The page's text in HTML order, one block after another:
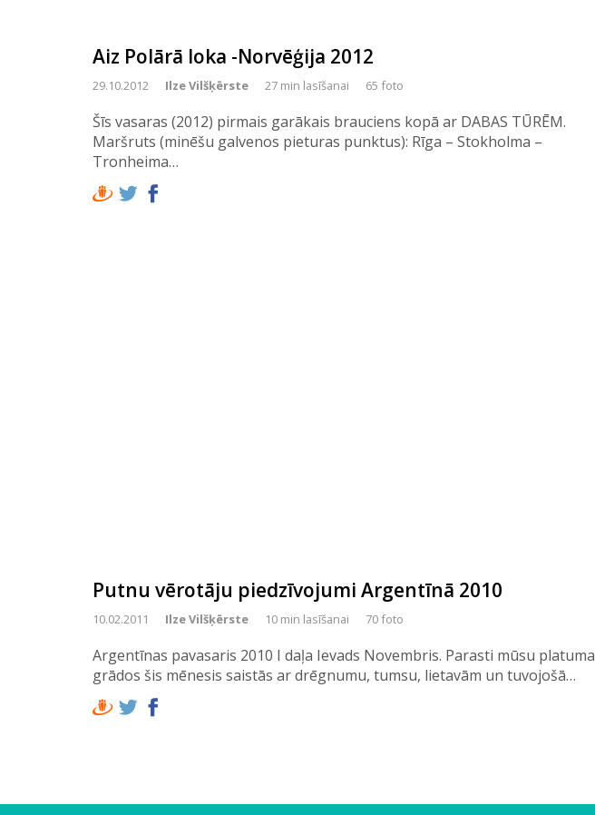
Aiz Polārā loka -Norvēģija 2012
29.10.2012 Ilze Vilšķērste 27 min lasīšanai 65 foto
Šīs vasaras (2012) pirmais garākais brauciens kopā ar DABAS TŪRĒM.
Maršruts (minēšu galvenos pieturas punktus): Rīga – Stokholma –
Tronheima…
Putnu vērotāju piedzīvojumi Argentīnā 2010
10.02.2011 Ilze Vilšķērste 10 min lasīšanai 70 foto
Argentīnas pavasaris 2010 I daļa Ievads Novembris. Parasti mūsu platuma
grādos šis mēnesis saistās ar drēgnumu, tumsu, lietavām un tuvojošā…